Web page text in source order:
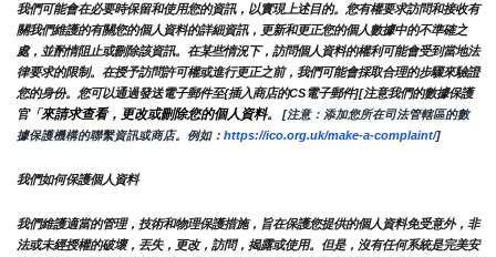
我們可能會在必要時保留和使用您的資訊，以實現上述目的。您有權要求訪問和接收有
關我們維護的有關您的個人資料的詳細資訊，更新和更正您的個人數據中的不準確之
處，並酌情阻止或刪除該資訊。在某些情況下，訪問個人資料的權利可能會受到當地法
律要求的限制。在授予訪問許可權或進行更正之前，我們可能會採取合理的步驟來驗證
您的身份。您可以通過發送電子郵件至{插入商店的CS電子郵件][注意我們的數據保護
官「來請求查看，更改或刪除您的個人資料。
[注意：添加您所在司法管轄區的數
據保護機構的聯繫資訊或商店。例如： https://ico.org.uk/make-a-complaint/]
我們如何保護個人資料
我們維護適當的管理，技術和物理保護措施，旨在保護您提供的個人資料免受意外，非
法或未經授權的破壞，丟失，更改，訪問，揭露或使用。但是，沒有任何系統是完美安